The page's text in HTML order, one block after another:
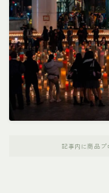
記事内に商品プ